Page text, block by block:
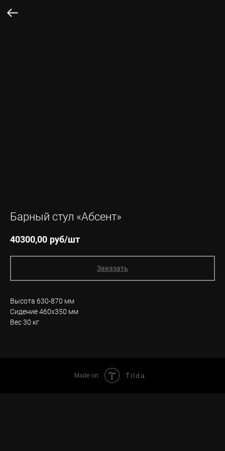
Барный стул «Абсент»
40300,00 руб/шт
Заказать
Высота 630-870 мм
Сидение 460х350 мм
Вес 30 кг
Made on Tilda